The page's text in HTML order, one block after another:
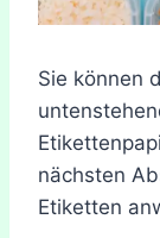
Sie können
nächsten
Etiketten